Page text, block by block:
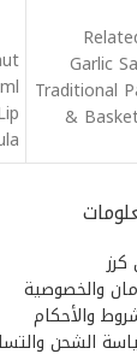
Garlic
Traditional
&
والخصوصية
والأحكام
الشحن